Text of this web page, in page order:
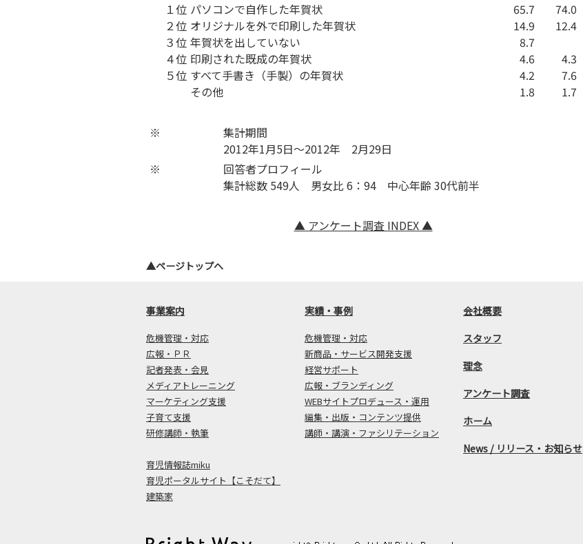
１位
２位
３位
４位
５位
パソコンで自作した年賀状
オリジナルを外で印刷した年賀状
年賀状を出していない
印刷された既成の年賀状
すべて手書き（手製）の年賀状
その他
65.7
14.9
8.7
4.6
4.2
1.8
74.0
12.4
4.3
7.6
1.7
※
集計期間
2012年1月5日～2012年 2月29日
※
回答者プロフィール
集計総数 549人 男女比 6：94 中心年齢 30代前半
▲ アンケート調査 INDEX ▲
▲ページトップへ
事業案内
危機管理・対応
広報・ＰＲ
記者発表・会見
メディアトレーニング
マーケティング支援
子育て支援
研修講師・執筆
育児情報誌miku
育児ポータルサイト【こそだて】
建築家
実績・事例
危機管理・対応
新商品・サービス開発支援
経営サポート
広報・ブランディング
WEBサイトプロデュース・運用
編集・出版・コンテンツ提供
講師・講演・ファシリテーション
会社概要
スタッフ
理念
アンケート調査
ホーム
News / リリース・お知らせ